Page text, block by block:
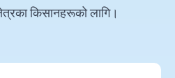
किसानहरूको लागि।